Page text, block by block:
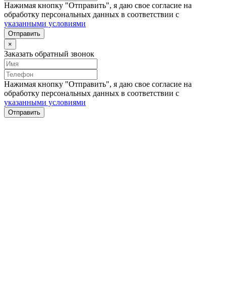
Нажимая кнопку "Отправить", я даю свое согласие на
обработку персональных данных в соответствии с
указанными условиями
Отправить
×
Заказать обратный звонок
Нажимая кнопку "Отправить", я даю свое согласие на
обработку персональных данных в соответствии с
указанными условиями
Отправить